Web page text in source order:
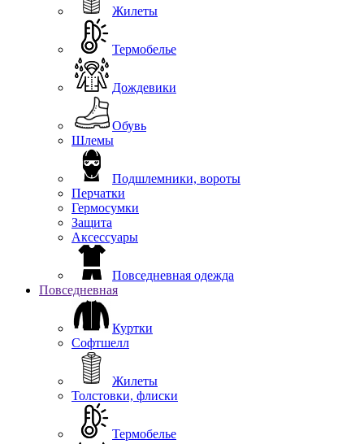
Жилеты
Термобелье
Дождевики
Обувь
Шлемы
Подшлемники, вороты
Перчатки
Гермосумки
Защита
Аксессуары
Повседневная одежда
Повседневная
Куртки
Софтшелл
Жилеты
Толстовки, флиски
Термобелье